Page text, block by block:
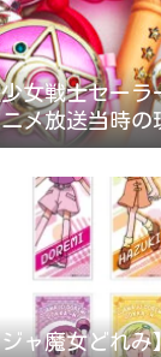
女戦士セーラ
メ放送当時の
ン ～随時更新
ャ魔女どれみ